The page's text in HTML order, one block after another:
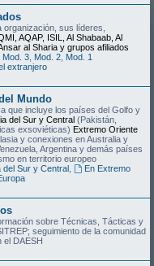
organización, sus líderes,
AQAP, ISIL, Al Shabaab, Al
al Sharia y grupos afiliados
Mod. 3 Mod. 2 Mod. 1
extranjero
Mundo
que incluye los países del Golfo y
del Sur y Central (Pakistán,
exsoviéticas) Extremo Oriente
y conexiones en Australia y
Argentina y demás países
en territorio europeo
del Sur y Central,
En Extremo
sobre Técnicas, Tácticas y
seguimiento de la comunidad
el DAESH